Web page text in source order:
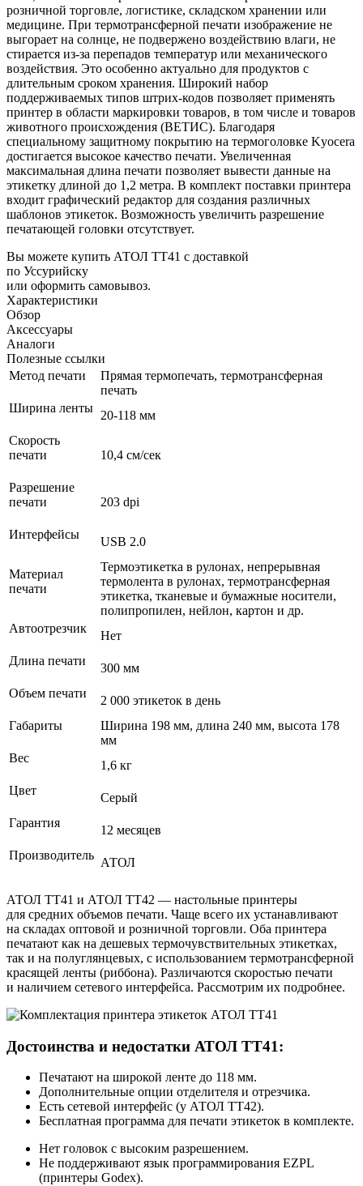
розничной торговле, логистике, складском хранении или
медицине. При термотрансферной печати изображение не
выгорает на солнце, не подвержено воздействию влаги, не
стирается из-за перепадов температур или механического
воздействия. Это особенно актуально для продуктов с
длительным сроком хранения. Широкий набор
поддерживаемых типов штрих-кодов позволяет применять
принтер в области маркировки товаров, в том числе и товаров
животного происхождения (ВЕТИС). Благодаря
специальному защитному покрытию на термоголовке Kyocera
достигается высокое качество печати. Увеличенная
максимальная длина печати позволяет вывести данные на
этикетку длиной до 1,2 метра. В комплект поставки принтера
входит графический редактор для создания различных
шаблонов этикеток. Возможность увеличить разрешение
печатающей головки отсутствует.
Вы можете купить АТОЛ ТТ41 с доставкой
по Уссурийску
или оформить самовывоз.
Характеристики
Обзор
Аксессуары
Аналоги
Полезные ссылки
Метод печати
Прямая термопечать, термотрансферная
печать
Ширина ленты
20-118 мм
Скорость
печати
10,4 см/сек
Разрешение
печати
203 dpi
Интерфейсы
USB 2.0
Материал
печати
Термоэтикетка в рулонах, непрерывная
термолента в рулонах, термотрансферная
этикетка, тканевые и бумажные носители,
полипропилен, нейлон, картон и др.
Автоотрезчик
Нет
Длина печати
300 мм
Объем печати
2 000 этикеток в день
Габариты
Ширина 198 мм, длина 240 мм, высота 178
мм
Вес
1,6 кг
Цвет
Серый
Гарантия
12 месяцев
Производитель
АТОЛ
АТОЛ ТТ41 и АТОЛ ТТ42 — настольные принтеры
для средних объемов печати. Чаще всего их устанавливают
на складах оптовой и розничной торговли. Оба принтера
печатают как на дешевых термочувствительных этикетках,
так и на полуглянцевых, с использованием термотрансферной
красящей ленты (риббона). Различаются скоростью печати
и наличием сетевого интерфейса. Рассмотрим их подробнее.
Достоинства и недостатки АТОЛ ТТ41:
Печатают на широкой ленте до 118 мм.
Дополнительные опции отделителя и отрезчика.
Есть сетевой интерфейс (у АТОЛ ТТ42).
Бесплатная программа для печати этикеток в комплекте.
Нет головок с высоким разрешением.
Не поддерживают язык программирования EZPL
(принтеры Godex).